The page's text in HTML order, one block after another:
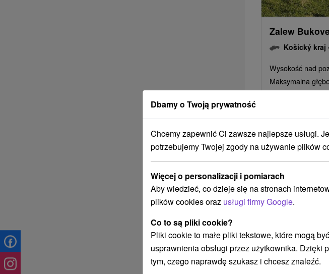
Zalew
Košický kraj
Wysokość nad
Maksymalna
Ak
Dbamy o Twoją prywatność
Chcemy zapewnić Ci zawsze najlepsze usługi.
potrzebujemy Twojej zgody na używanie plików
Więcej o personalizacji i pomiarach
Aby wiedzieć, co dzieje się na stronach
plików cookies oraz usługi firmy Google.
Co to są pliki cookie?
Pliki cookie to małe pliki tekstowe, które mogą
usprawnienia obsługi przez użytkownika. Dzięki
tym, czego naprawdę szukasz i chcesz znaleźć.